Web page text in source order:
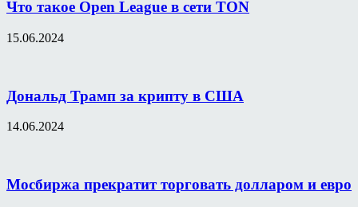
Что такое Open League в сети TON
15.06.2024
Дональд Трамп за крипту в США
14.06.2024
Мосбиржа прекратит торговать долларом и евро